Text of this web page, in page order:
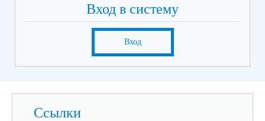
Вход в систему
Вход
Ссылки